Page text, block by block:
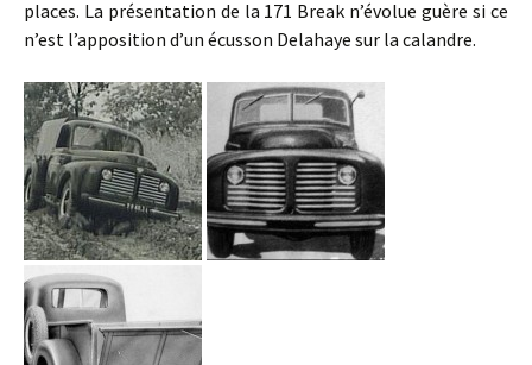
places. La présentation de la 171 Break n’évolue guère si ce
n’est l’apposition d’un écusson Delahaye sur la calandre.